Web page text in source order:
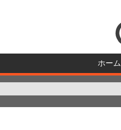
ホーム